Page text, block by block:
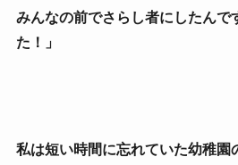
みんなの前でさらし者にしたんで
た！」
私は短い時間に忘れていた幼稚園